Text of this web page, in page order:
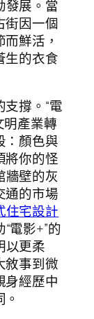
發展。當
街因一個
鮮活，
生的衣食
撐。“電
明產業轉
：顏色與
將你的怪
牆壁的灰
通的市場
住宅設計
電影+”的
以更柔
敘事到微
身經歷中